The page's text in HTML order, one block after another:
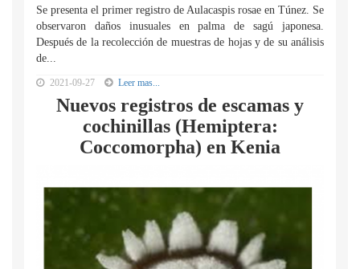
Se presenta el primer registro de Aulacaspis rosae en Túnez. Se
observaron daños inusuales en palma de sagú japonesa.
Después de la recolección de muestras de hojas y de su análisis
de...
2021-09-27 Leer mas...
Nuevos registros de escamas y
cochinillas (Hemiptera:
Coccomorpha) en Kenia